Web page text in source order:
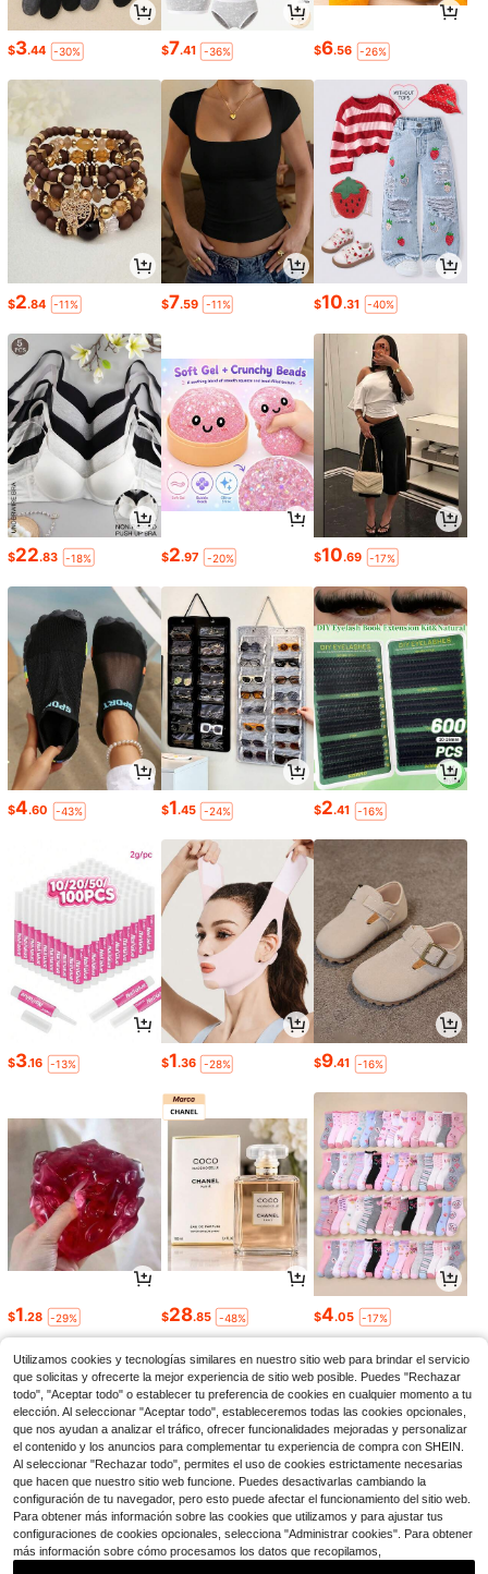
$3.44 -30% $7.41 -36% $6.56 -26%
$2.84 -11% $7.59 -11% $10.31 -40%
$22.83 -18% $2.97 -20% $10.69 -17%
$4.60 -43% $1.45 -24% $2.41 -16%
$3.16 -13% $1.36 -28% $9.41 -16%
$1.28 -29% $28.85 -48% $4.05 -17%
36 17 5
Utilizamos cookies y tecnologías similares en nuestro sitio web para brindar el servicio
que solicitas y ofrecerte la mejor experiencia de sitio web posible. Puedes "Rechazar
todo", "Aceptar todo" o establecer tu preferencia de cookies en cualquier momento a tu
elección. Al seleccionar "Aceptar todo", estableceremos todas las cookies opcionales,
que nos ayudan a analizar el tráfico, ofrecer funcionalidades mejoradas y personalizar
el contenido y los anuncios para complementar tu experiencia de compra con SHEIN.
Al seleccionar "Rechazar todo", permites el uso de cookies estrictamente necesarias
que hacen que nuestro sitio web funcione. Puedes desactivarlas cambiando la
configuración de tu navegador, pero esto puede afectar el funcionamiento del sitio web.
Para obtener más información sobre las cookies que utilizamos y para ajustar tus
configuraciones de cookies opcionales, selecciona "Administrar cookies". Para obtener
más información sobre cómo procesamos los datos que recopilamos,